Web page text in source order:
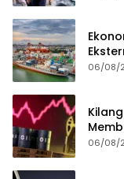
06/08/
06/08/